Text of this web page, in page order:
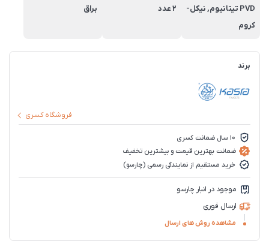
PVD تیتانیوم, نیکل-
کروم
2 عدد
براق
برند
فروشگاه کسری
10 سال ضمانت کسری
ضمانت بهترین قیمت و بیشترین تخفیف
خرید مستقیم از نمایندگی رسمی (چارسو)
موجود در انبار چارسو
ارسال فوری
مشاهده روش های ارسال